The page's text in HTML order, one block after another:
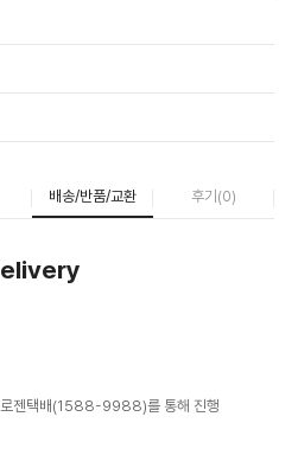
배송/반품/교환 후기(0)
젠택배(1588-9988)를 통해 진행